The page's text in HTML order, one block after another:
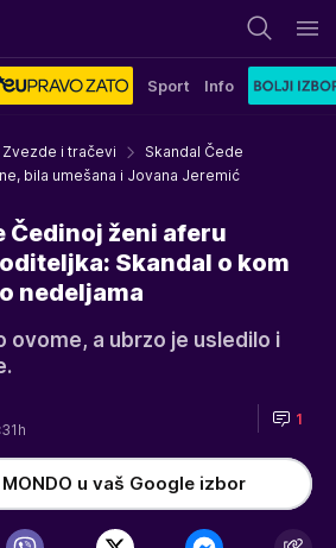
Sport Info
Zvezde i tračevi
Skandal Čede
bila umešana i Jovana Jeremić
Čedinoj ženi aferu
Skandal o kom
nedeljama
ovome, a ubrzo je usledilo i
1
u vaš Google izbor